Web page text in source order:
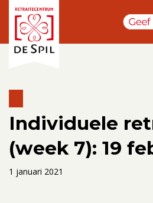
Individuele
(week 7): 19
1 januari 2021